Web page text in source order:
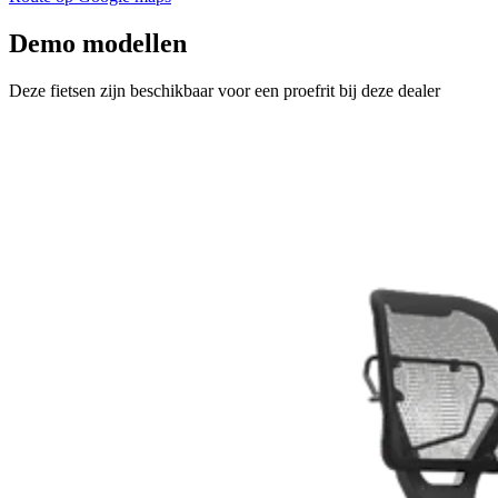
Demo modellen
Deze fietsen zijn beschikbaar voor een proefrit bij deze dealer